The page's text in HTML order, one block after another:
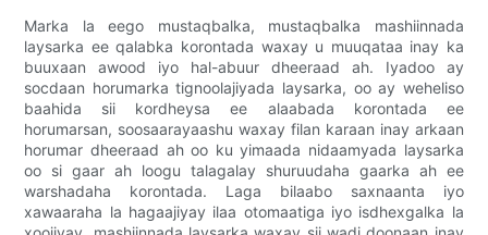
Marka la eego mustaqbalka, mustaqbalka mashiinnada
laysarka ee qalabka korontada waxay u muuqataa inay ka
buuxaan awood iyo hal-abuur dheeraad ah. Iyadoo ay
socdaan horumarka tignoolajiyada laysarka, oo ay weheliso
baahida sii kordheysa ee alaabada korontada ee
horumarsan, soosaarayaashu waxay filan karaan inay arkaan
horumar dheeraad ah oo ku yimaada nidaamyada laysarka
oo si gaar ah loogu talagalay shuruudaha gaarka ah ee
warshadaha korontada. Laga bilaabo saxnaanta iyo
xawaaraha la hagaajiyay ilaa otomaatiga iyo isdhexgalka la